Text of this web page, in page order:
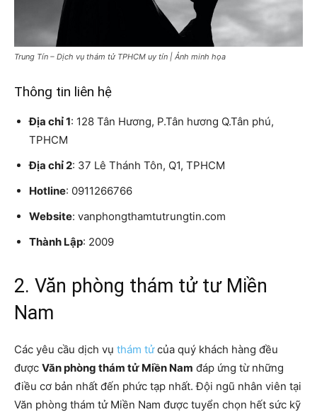
Trung Tín – Dịch vụ thám tử TPHCM uy tín | Ảnh minh họa
Thông tin liên hệ
Địa chỉ 1: 128 Tân Hương, P.Tân hương Q.Tân phú,
TPHCM
Địa chỉ 2: 37 Lê Thánh Tôn, Q1, TPHCM
Hotline: 0911266766
Website: vanphongthamtutrungtin.com
Thành Lập: 2009
2. Văn phòng thám tử tư Miền
Nam
Các yêu cầu dịch vụ thám tửcủa quý khách hàng đều
được Văn phòng thám tử Miền Nam đáp ứng từ những
điều cơ bản nhất đến phức tạp nhất. Đội ngũ nhân viên tại
Văn phòng thám tử Miền Nam được tuyển chọn hết sức kỹ